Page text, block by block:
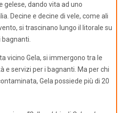
gelese, dando vita ad uno
Decine e decine di vele, come ali
si trascinano lungo il litorale su
bagnanti.
vicino Gela, si immergono tra le
e servizi per i bagnanti. Ma per chi
Gela possiede più di 20